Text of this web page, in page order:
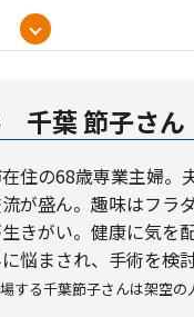
りましょう
千葉 節子さん
住の68歳専業主婦。
が盛ん。趣味はフラ
きがい。健康に気を
悩まされ、手術を検
する千葉節子さんは架空の